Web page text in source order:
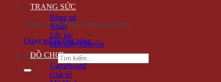
Chưa có sản phẩm trong giỏ hàng.
Quay trở lại cửa hàng
Tìm kiếm:
TRANG SỨC
Bông tai
Nhẫn
Lắc tay
Mặt Dây Chuyền
ĐỒ CHƠI
Gameboard
Giải trí